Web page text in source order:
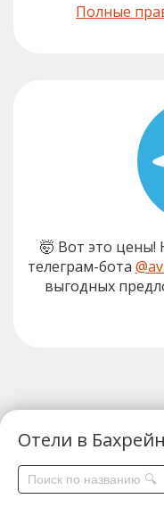
Полные
🤯 Вот это цены!
телеграм-бота
выгодных
Отели в